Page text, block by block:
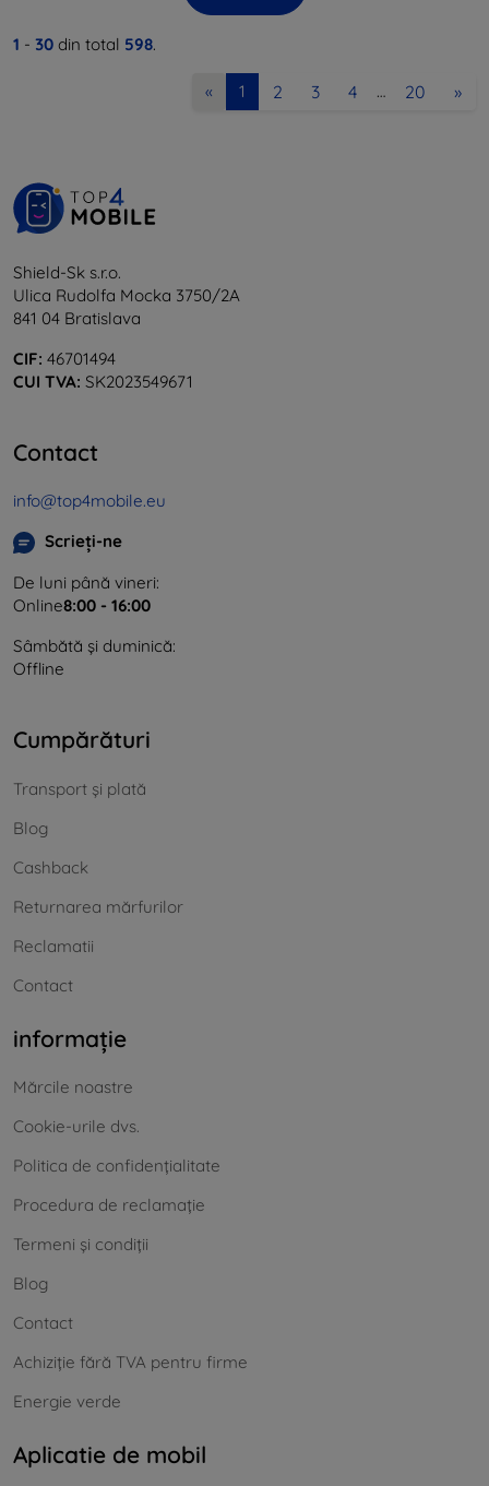
1 - 30 din total 598.
« 1 2 3 4 … 20 »
Shield-Sk s.r.o.
Ulica Rudolfa Mocka 3750/2A
841 04 Bratislava
CIF: 46701494
CUI TVA: SK2023549671
Contact
info@top4mobile.eu
Scrieți-ne
De luni până vineri:
Online8:00 - 16:00
Sâmbătă și duminică:
Offline
Cumpărături
Transport și plată
Blog
Cashback
Returnarea mărfurilor
Reclamatii
Contact
informație
Mărcile noastre
Cookie-urile dvs.
Politica de confidențialitate
Procedura de reclamație
Termeni și condiții
Blog
Contact
Achiziție fără TVA pentru firme
Energie verde
Aplicatie de mobil